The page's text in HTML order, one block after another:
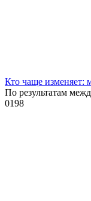
Кто чаще
По результатам
0198